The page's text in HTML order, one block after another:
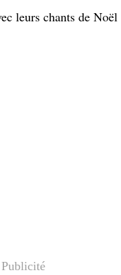
leurs chants de
Publicité